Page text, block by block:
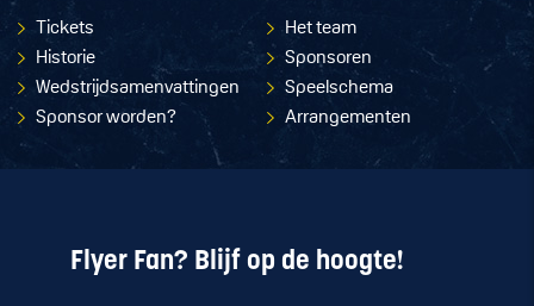
Tickets
Het team
Historie
Sponsoren
Wedstrijdsamenvattingen
Speelschema
Sponsor worden?
Arrangementen
Flyer Fan? Blijf op de hoogte!